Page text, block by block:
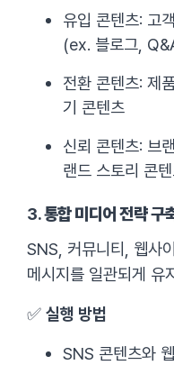
유입 콘텐츠: 고
(ex. 블로그,
전환 콘텐츠: 제
기 콘텐츠
신뢰 콘텐츠: 브
랜드 스토리 콘
3.통합 미디어 전략 구
SNS, 커뮤니티, 웹사
메시지를 일관되게 유
✅ 실행 방법
SNS 콘텐츠와